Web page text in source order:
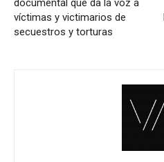
documental que da la voz a
víctimas y victimarios de
secuestros y torturas